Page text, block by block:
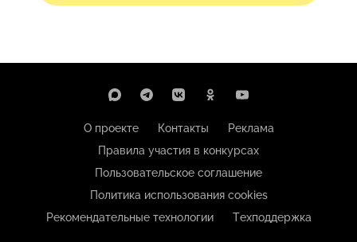
О проекте Контакты
Реклама
Правила участия в конкурсах
Пользовательское соглашение
Политика использования cookies
Рекомендательные технологии
Техподдержка